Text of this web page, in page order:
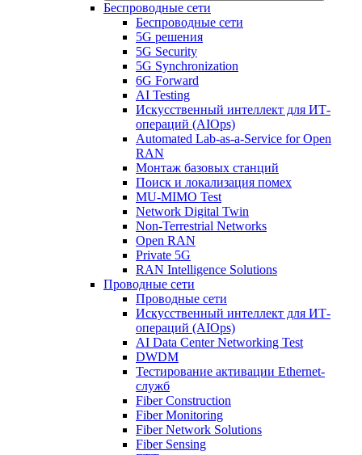
Беспроводные сети
Беспроводные сети
5G решения
5G Security
5G Synchronization
6G Forward
AI Testing
Искусственный интеллект для ИТ-
операций (AIOps)
Automated Lab-as-a-Service for Open
RAN
Монтаж базовых станций
Поиск и локализация помех
MU-MIMO Test
Network Digital Twin
Non-Terrestrial Networks
Open RAN
Private 5G
RAN Intelligence Solutions
Проводные сети
Проводные сети
Искусственный интеллект для ИТ-
операций (AIOps)
AI Data Center Networking Test
DWDM
Тестирование активации Ethernet-
служб
Fiber Construction
Fiber Monitoring
Fiber Network Solutions
Fiber Sensing